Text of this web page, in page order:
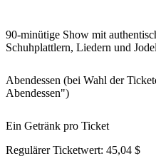
90-minütige Show mit
Schuhplattlern, Liedern und
Abendessen (bei Wahl der
Abendessen")
Ein Getränk pro Ticket
Regulärer Ticketwert: 45,04 $